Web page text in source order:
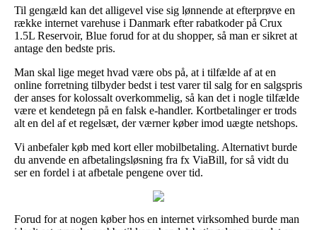
Til gengæld kan det alligevel vise sig lønnende at efterprøve en
række internet varehuse i Danmark efter rabatkoder på Crux
1.5L Reservoir, Blue forud for at du shopper, så man er sikret at
antage den bedste pris.
Man skal lige meget hvad være obs på, at i tilfælde af at en
online forretning tilbyder bedst i test varer til salg for en salgspris
der anses for kolossalt overkommelig, så kan det i nogle tilfælde
være et kendetegn på en falsk e-handler. Kortbetalinger er trods
alt en del af et regelsæt, der værner køber imod uægte netshops.
Vi anbefaler køb med kort eller mobilbetaling. Alternativt burde
du anvende en afbetalingsløsning fra fx ViaBill, for så vidt du
ser en fordel i at afbetale pengene over tid.
Forud for at nogen køber hos en internet virksomhed burde man